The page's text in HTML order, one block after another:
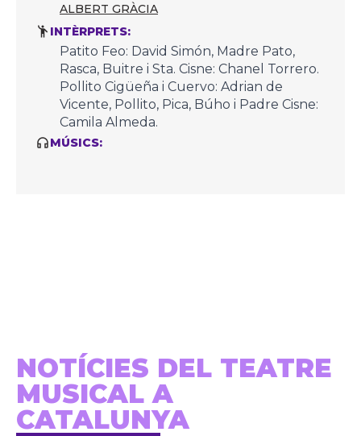
ALBERT GRÀCIA
INTÈRPRETS:
Patito Feo: David Simón, Madre Pato,
Rasca, Buitre i Sta. Cisne: Chanel Torrero.
Pollito Cigüeña i Cuervo: Adrian de
Vicente, Pollito, Pica, Búho i Padre Cisne:
Camila Almeda.
MÚSICS:
NOTÍCIES DEL TEATRE
MUSICAL A
CATALUNYA